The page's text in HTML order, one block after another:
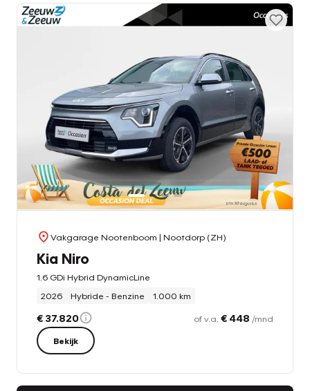
Vakgarage Nootenboom | Nootdorp (ZH)
Kia Niro
1.6 GDi Hybrid DynamicLine
2026
Hybride - Benzine 1.000 km
€ 37.820 of v.a. € 448 /mnd
Bekijk